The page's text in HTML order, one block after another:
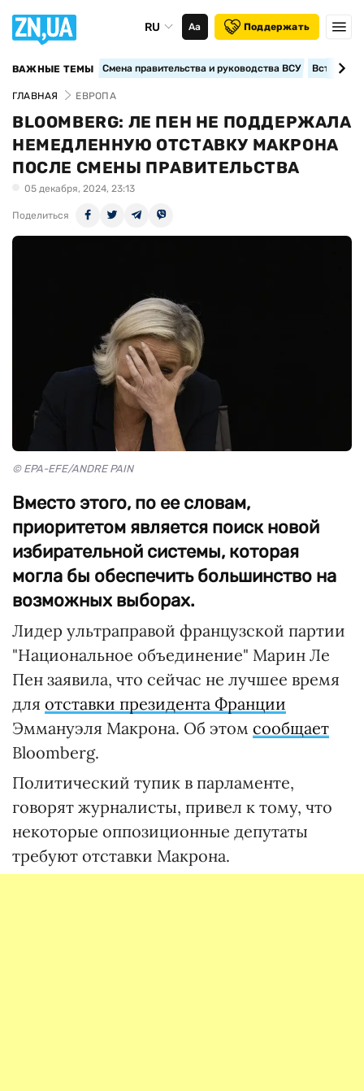
RU Аа Поддержать
ВАЖНЫЕ ТЕМЫ Смена правительства и руководства ВСУ
ГЛАВНАЯ ЕВРОПА
BLOOMBERG: ЛЕ ПЕН НЕ ПОДДЕРЖАЛА
НЕМЕДЛЕННУЮ ОТСТАВКУ МАКРОНА
ПОСЛЕ СМЕНЫ ПРАВИТЕЛЬСТВА
05 декабря, 2024, 23:13
Поделиться
© EPA-EFE/ANDRE PAIN
Вместо этого, по ее словам,
приоритетом является поиск новой
избирательной системы, которая
могла бы обеспечить большинство на
возможных выборах.
Лидер ультраправой французской партии
"Национальное объединение" Марин Ле
Пен заявила, что сейчас не лучшее время
для отставки президента Франции
Эммануэля Макрона. Об этом сообщает
Bloomberg.
Политический тупик в парламенте,
говорят журналисты, привел к тому, что
некоторые оппозиционные депутаты
требуют отставки Макрона.